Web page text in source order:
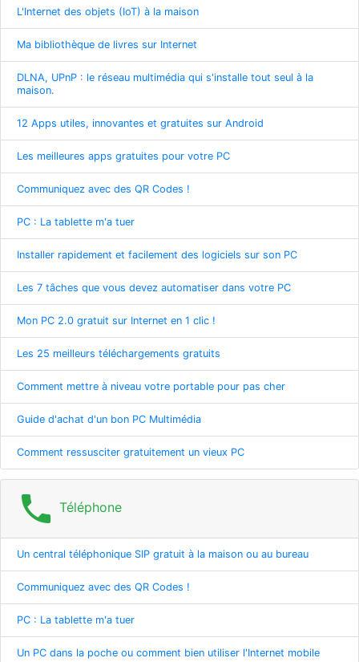
L'Internet des objets (IoT) à la maison
Ma bibliothèque de livres sur Internet
DLNA, UPnP : le réseau multimédia qui s'installe tout seul à la
maison.
12 Apps utiles, innovantes et gratuites sur Android
Les meilleures apps gratuites pour votre PC
Communiquez avec des QR Codes !
PC : La tablette m'a tuer
Installer rapidement et facilement des logiciels sur son PC
Les 7 tâches que vous devez automatiser dans votre PC
Mon PC 2.0 gratuit sur Internet en 1 clic !
Les 25 meilleurs téléchargements gratuits
Comment mettre à niveau votre portable pour pas cher
Guide d'achat d'un bon PC Multimédia
Comment ressusciter gratuitement un vieux PC
phone Téléphone
Un central téléphonique SIP gratuit à la maison ou au bureau
Communiquez avec des QR Codes !
PC : La tablette m'a tuer
Un PC dans la poche ou comment bien utiliser l'Internet mobile